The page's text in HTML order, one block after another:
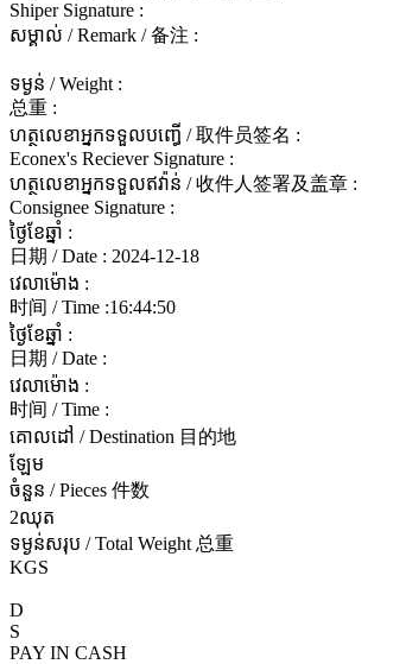
Shiper Signature :
សម្គាល់ / Remark / 备注 :
ទម្ងន់ / Weight :
总重 :
ហត្ថលេខាអ្នកទទួលបញ្ធើ / 取件员签名 :
Econex's Reciever Signature :
ហត្ថលេខាអ្នកទទួលឥវ៉ាន់ / 收件人签署及盖章 :
Consignee Signature :
ថ្ងៃខែឆ្នាំ :
日期 / Date : 2024-12-18
វេលាម៉ោង :
时间 / Time :16:44:50
ថ្ងៃខែឆ្នាំ :
日期 / Date :
វេលាម៉ោង :
时间 / Time :
គោលដៅ / Destination 目的地
ឡែម
ចំនួន / Pieces 件数
2ឈុត
ទម្ងន់សរុប / Total Weight 总重
KGS
D
S
PAY IN CASH